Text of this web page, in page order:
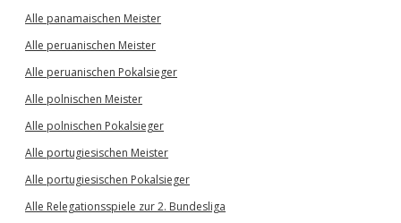
Alle panamaischen Meister
Alle peruanischen Meister
Alle peruanischen Pokalsieger
Alle polnischen Meister
Alle polnischen Pokalsieger
Alle portugiesischen Meister
Alle portugiesischen Pokalsieger
Alle Relegationsspiele zur 2. Bundesliga